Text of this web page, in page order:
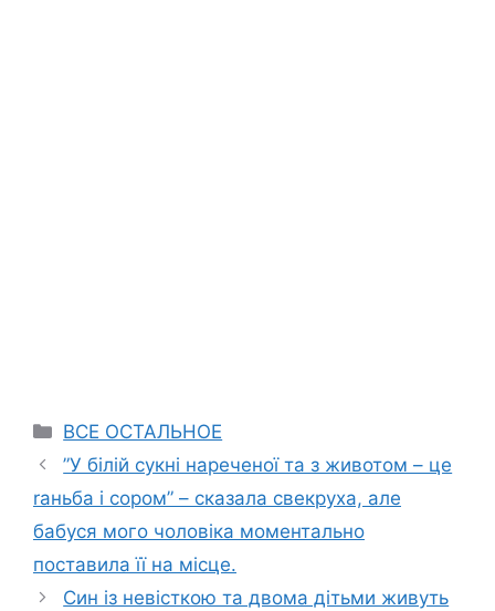
Categories
ВСЕ ОСТАЛЬНОЕ
”У білій сукні нареченої та з животом – це
rаньба і сором” – сказала свекруха, але
бабуся мого чоловіка моментально
поставила її на місце.
Син із невісткою та двома дітьми живуть